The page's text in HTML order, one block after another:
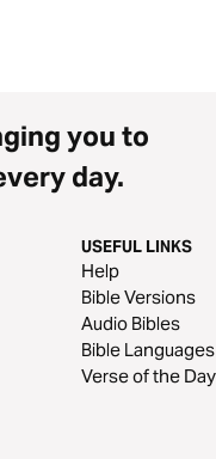
you to
day.
USEFUL LINKS
Help
Bible Versions
Audio Bibles
Bible Languages
Verse of the Day